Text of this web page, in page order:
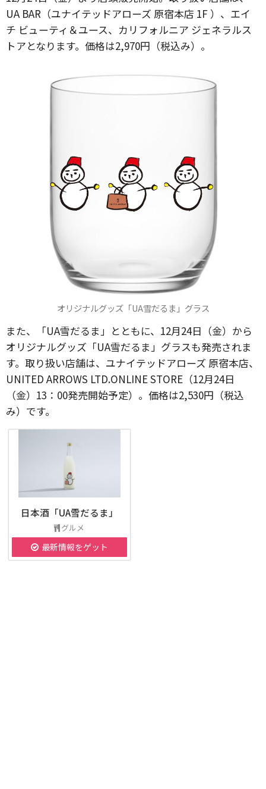
UA BAR（ユナイテッドアローズ 原宿本店 1F ）、エイ
チ ビューティ＆ユース、カリフォルニア ジェネラルス
トアとなります。価格は2,970円（税込み）。
オリジナルグッズ「UA雪だるま」グラス
また、「UA雪だるま」とともに、12月24日（金）から
オリジナルグッズ「UA雪だるま」グラスも発売されま
す。取り扱い店舗は、ユナイテッドアローズ 原宿本店、
UNITED ARROWS LTD.ONLINE STORE（12月24日
（金）13：00発売開始予定）。価格は2,530円（税込
み）です。
日本酒「UA雪だるま」
グルメ
最新情報をゲット